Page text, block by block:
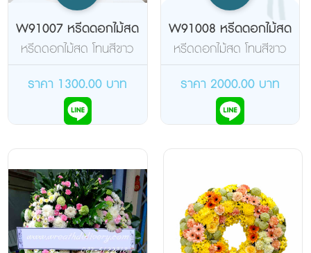
W91007 หรีดดอกไม้สด
หรีดดอกไม้สด โทนสีขาว
น้ำตาล ชมพู
ราคา 1300.00 บาท
W91008 หรีดดอกไม้สด
หรีดดอกไม้สด โทนสีขาว
เหลือง
ราคา 2000.00 บาท